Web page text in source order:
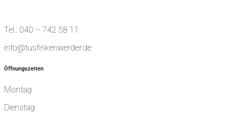
Tel.: 040 – 742 58 11
info@tusfinkenwerder.de
Öffnungszeiten
Montag
Dienstag